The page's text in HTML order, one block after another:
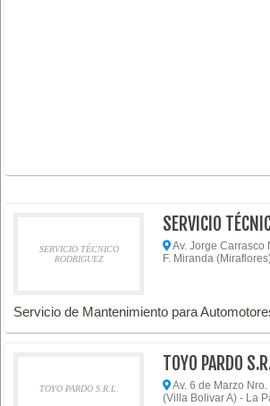
SERVICIO TÉCNICO
RODRIGUEZ
SERVICIO
Av. Jorge Carrasco
F. Miranda
Servicio de Mantenimiento para
TOYO PARDO S.R.L.
TOYO PARDO
Av. 6 de Marzo
(Villa Bolivar A) - La